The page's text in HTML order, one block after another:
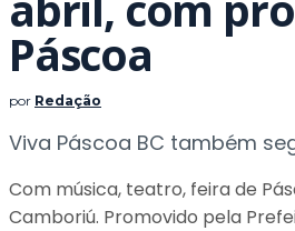
Páscoa
por Redação
Viva Páscoa BC também
Com música, teatro, feira de
Camboriú. Promovido pela